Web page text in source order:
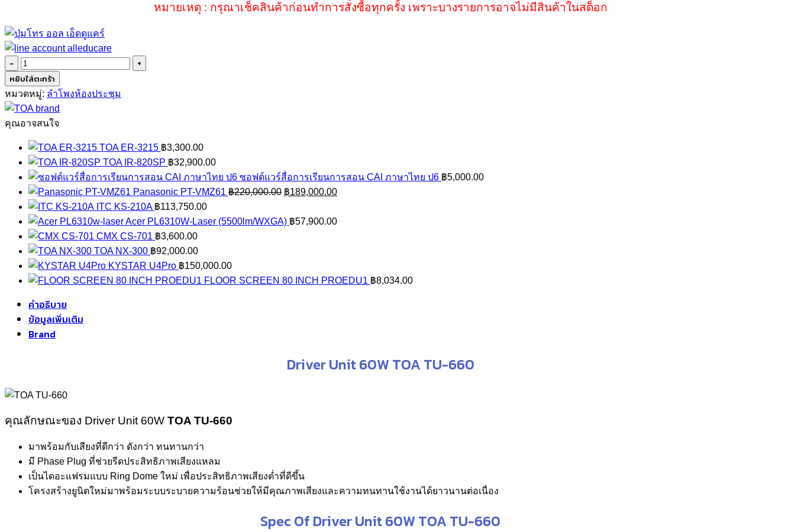
หมายเหตุ : กรุณาเช็คสินค้าก่อนทำการสั่งซื้อทุกครั้ง เพราะบางรายการอาจไม่มีสินค้าในสต็อก
จำนวน
TOA
TU-
660
ชิ้น
หยิบใส่ตะกร้า
หมวดหมู่: ลำโพงห้องประชุม
คุณอาจสนใจ
TOA ER-3215 ฿3,300.00
TOA IR-820SP ฿32,900.00
ซอฟต์แวร์สื่อการเรียนการสอน CAI ภาษาไทย ป6 ฿5,000.00
Panasonic PT-VMZ61 ฿220,000.00 Original
was:
฿189,000.00Current
is:
ITC KS-210A ฿113,750.00
Acer PL6310W-Laser (5500lm/WXGA) ฿57,900.00
CMX CS-701 ฿3,600.00
TOA NX-300 ฿92,000.00
KYSTAR U4Pro ฿150,000.00
FLOOR SCREEN 80 INCH PROEDU1 ฿8,034.00
คำอธิบาย
ข้อมูลเพิ่มเติม
Brand
Driver Unit 60W TOA TU-660
คุณลักษณะของ Driver Unit 60W TOA TU-660
มาพร้อมกับเสียงที่ดีกว่า ดังกว่า ทนทานกว่า
มี Phase Plug ที่ช่วยรีดประสิทธิภาพเสียงแหลม
เป็นไดอะแฟรมแบบ Ring Dome ใหม่ เพื่อประสิทธิภาพเสียงต่ำที่ดีขึ้น
โครงสร้างยูนิตใหม่มาพร้อมระบบระบายความร้อนช่วยให้มีคุณภาพเสียงและความทนทานใช้งานได้ยาวนานต่อเนื่อง
Spec Of Driver Unit 60W TOA TU-660